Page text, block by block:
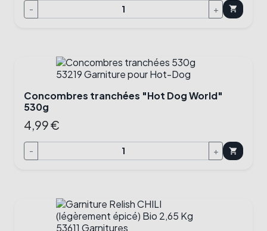
- + shopping_cart
Concombres tranchées "Hot Dog World"
530g
4,99 €
- + shopping_cart